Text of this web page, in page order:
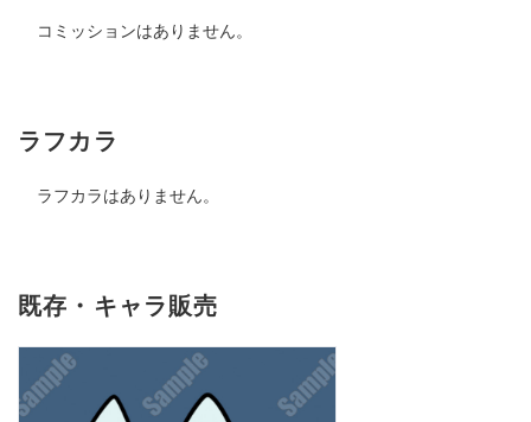
コミッションはありません。
ラフカラ
ラフカラはありません。
既存・キャラ販売